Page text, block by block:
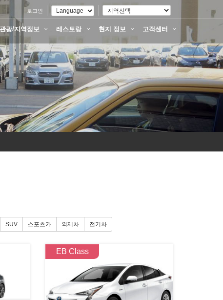
로그인
관광/지역정보 레스토랑 현지 정보 고객센터
SUV 스포츠카 외제차 전기차
EB Class